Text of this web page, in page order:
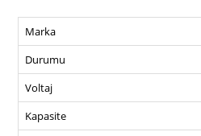
Marka
Durumu
Voltaj
Kapasite